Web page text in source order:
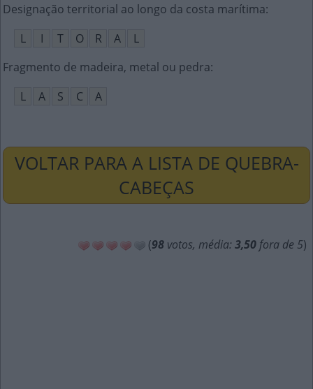
Designação territorial ao longo da costa marítima:
L
I T O R A
L
Fragmento de madeira, metal ou pedra:
L
A S C A
VOLTAR PARA A LISTA DE QUEBRA-
CABEÇAS
(98 votos, média: 3,50 fora de 5)